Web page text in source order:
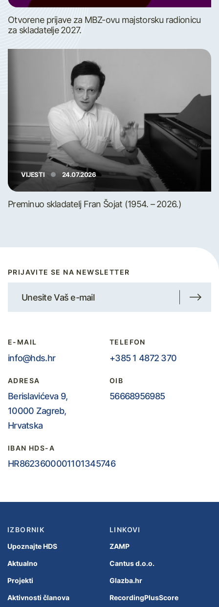
Otvorene prijave za MBZ-ovu majstorsku radionicu
za skladatelje 2027.
VIJESTI 24.07.2026
Preminuo skladatelj Fran Šojat (1954. – 2026.)
PRIJAVITE SE NA NEWSLETTER
E-MAIL
info@hds.hr
TELEFON
+385 1 4872 370
ADRESA
Berislavićeva 9,
10000 Zagreb,
Hrvatska
OIB
56668956985
IBAN HDS-A
HR8623600001101345746
IZBORNIK
Upoznajte HDS
Aktualno
Projekti
Aktivnosti članova
LINKOVI
ZAMP
Cantus d.o.o.
Glazba.hr
RecordingPlusScore